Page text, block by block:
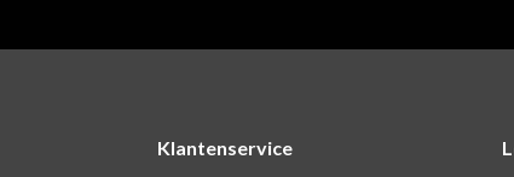
Klantenservice